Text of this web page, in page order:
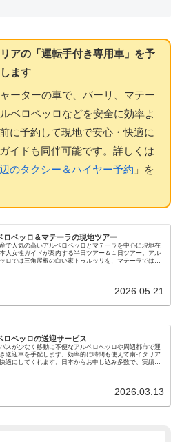
アの「運転手付き専用車」を予
ます
ーターの車で、バーリ、マテー
ベロベッロなどを安全に効率よ
に予約して現地で安心・快適に
イドも同伴可能です。詳しくは
のタクシー＆ハイヤー予約 」を
ロベッロ＆マテーラの現地ツアー
で人気の高いアルベロベッロとマテーラを中心に現地在
人女性ガイドが案内する半日ツアー＆１日ツアー。アル
ロでは三角屋根の白い家トゥルッリを、マテーラでは洞
2026.05.21
ロベッロの送迎サービス
スが少なく移動に不便なアルベロベッロや周辺都市で運
送迎車を手配します。効率的に時間も使えて南イタリア
適にしてくれます。日本からお申し込み多数で、実績の
2026.03.13